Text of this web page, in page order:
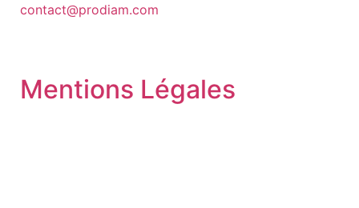
contact@prodiam.com
Mentions Légales